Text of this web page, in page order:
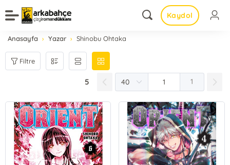
Kaydol
Anasayfa Yazar Shinobu Ohtaka
Filtre
5 1